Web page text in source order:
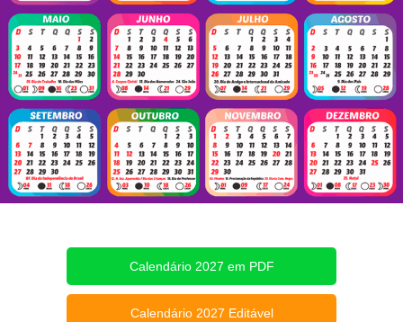
Calendário 2027 em PDF
Calendário 2027 Editável